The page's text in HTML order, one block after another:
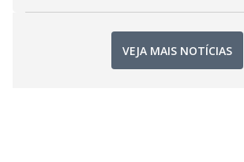
VEJA MAIS NOTÍCIAS